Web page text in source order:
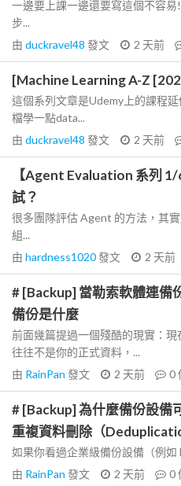
一邊要上課一邊還要寫這個不容
步...
由 duckravel48 發文 2 天前
[Machine Learning A-Z
這個系列文章是Udemy上的課程
檔學一點data...
由 duckravel48 發文 2 天前
【Agent Evaluation 系列
試？
很多團隊評估 Agent 的方法，其
組...
由 hardness1020發文 2 天前
# [Backup] 當勒索軟體連備
備份是什麼
前面幾篇提過一個殘酷的現實：
往往不是你的正式資料，...
由 RainPan 發文 2 天前 0
# [Backup] 為什麼備份設備
重複資料刪除（
如果你看過企業級備份設備（例
由 RainPan 發文 2 天前 0